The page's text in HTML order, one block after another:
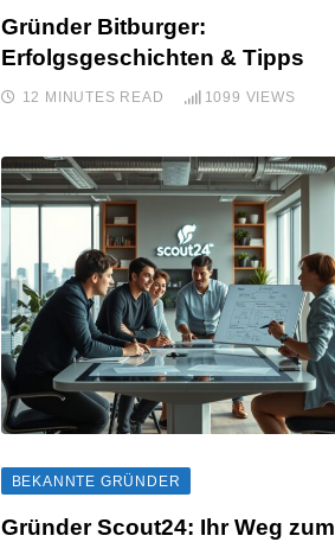
Gründer Bitburger:
Erfolgsgeschichten & Tipps
12 MINUTES READ 1099 VIEWS
BEKANNTE GRÜNDER
Gründer Scout24: Ihr Weg zum